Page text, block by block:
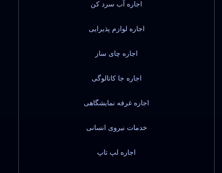
اجاره آب سرد کن
اجاره لوازم پذیرایی
اجاره چای ساز
اجاره جا کاتالوگی
اجاره غرفه نمایشگاهی
خدمات نیروی انسانی
اجاره لپ تاپ